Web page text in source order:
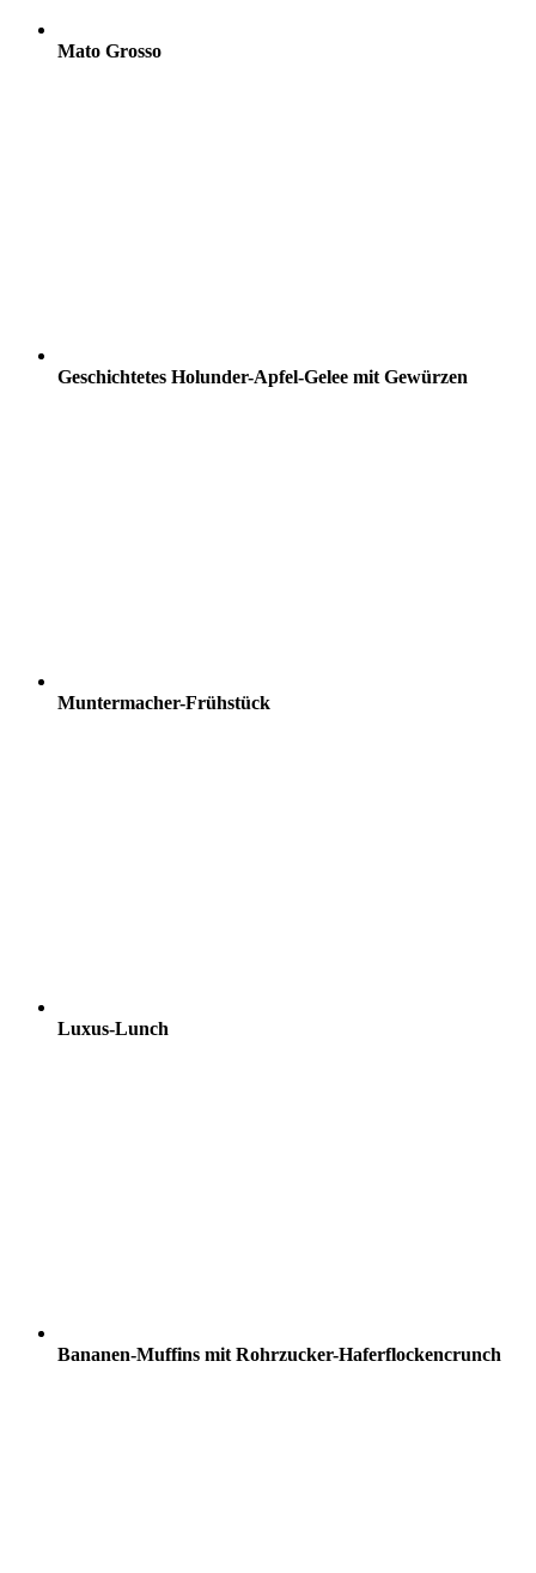
Mato Grosso
Geschichtetes Holunder-Apfel-Gelee mit Gewürzen
Muntermacher-Frühstück
Luxus-Lunch
Bananen-Muffins mit Rohrzucker-Haferflockencrunch